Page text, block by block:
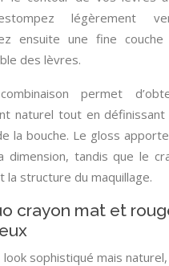
légèrement
ensuite une fine
des lèvres.
permet
naturel tout en définissant
la bouche. Le gloss
dimension, tandis que le
la structure du maquillage.
crayon mat et
look sophistiqué mais